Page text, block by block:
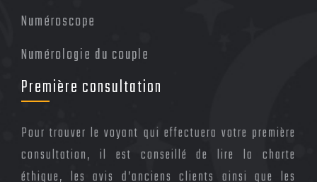
Numéroscope
Numérologie du couple
Première consultation
Pour trouver le voyant qui effectuera votre première
consultation, il est conseillé de lire la charte
éthique, les avis d’anciens clients ainsi que les